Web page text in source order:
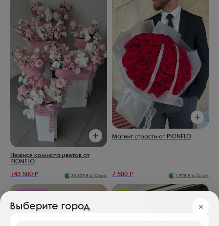
Нежная комната цветов от
PIONFLO
143 500 ₽ 35 875 ₽ в Сплит
Магнит страсти от PIONFLO
7 500 ₽ 1 875 ₽ в Сплит
Выберите город